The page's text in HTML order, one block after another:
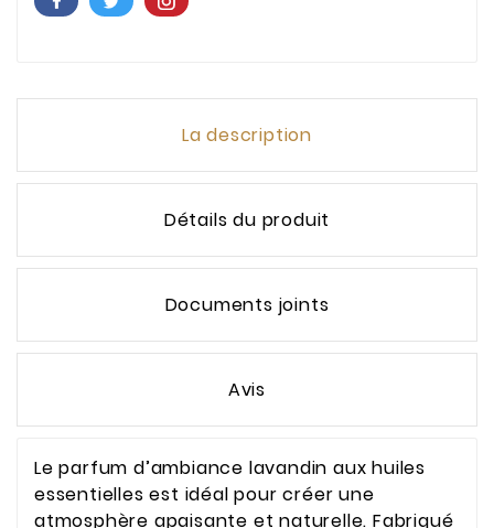
La description
Détails du produit
Documents joints
Avis
Le parfum d’ambiance lavandin aux huiles
essentielles est idéal pour créer une
atmosphère apaisante et naturelle. Fabriqué